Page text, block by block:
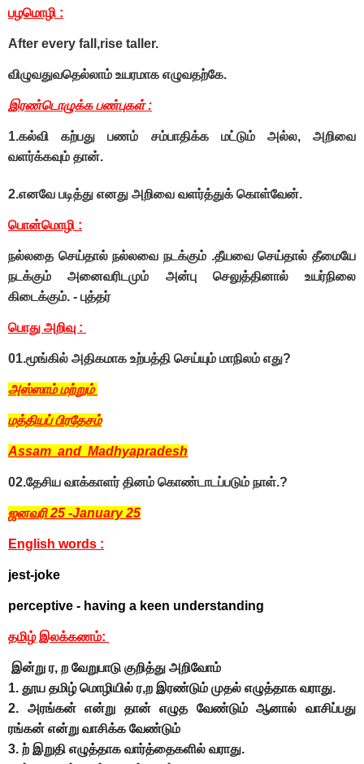
பழமொழி :
After every fall,rise taller.
விழுவதுவதெல்லாம் உயரமாக எழுவதற்கே.
இரண்டொழுக்க பண்புகள் :
1.கல்வி கற்பது பணம் சம்பாதிக்க மட்டும் அல்ல, அறிவை
வளர்க்கவும் தான்.
2.எனவே படித்து எனது அறிவை வளர்த்துக் கொள்வேன்.
பொன்மொழி :
நல்லதை செய்தால் நல்லவை நடக்கும் .தீயவை செய்தால் தீமையே
நடக்கும் அனைவரிடமும் அன்பு செலுத்தினால் உயர்நிலை
கிடைக்கும். - புத்தர்
பொது அறிவு :
01.மூங்கில் அதிகமாக உற்பத்தி செய்யும் மாநிலம் எது?
அஸ்ஸாம் மற்றும்
மத்தியப் பிரதேசம்
Assam and Madhyapradesh
02.தேசிய வாக்காளர் தினம் கொண்டாடப்படும் நாள்.?
ஜனவரி 25 -January 25
English words :
jest-joke
perceptive - having a keen understanding
தமிழ் இலக்கணம்:
இன்று ர, ற வேறுபாடு குறித்து அறிவோம்
1. தூய தமிழ் மொழியில் ர,ற இரண்டும் முதல் எழுத்தாக வராது.
2. அரங்கன் என்று தான் எழுத வேண்டும் ஆனால் வாசிப்பது
ரங்கன் என்று வாசிக்க வேண்டும்
3. ற் இறுதி எழுத்தாக வார்த்தைகளில் வராது.